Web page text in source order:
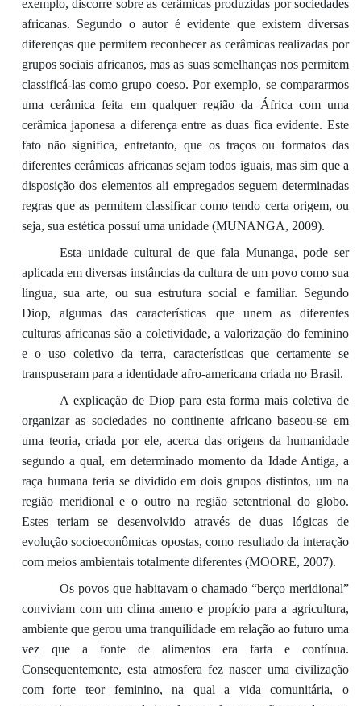
exemplo, discorre sobre as cerâmicas produzidas por sociedades
africanas. Segundo o autor é evidente que existem diversas
diferenças que permitem reconhecer as cerâmicas realizadas por
grupos sociais africanos, mas as suas semelhanças nos permitem
classificá-las como grupo coeso. Por exemplo, se compararmos
uma cerâmica feita em qualquer região da África com uma
cerâmica japonesa a diferença entre as duas fica evidente. Este
fato não significa, entretanto, que os traços ou formatos das
diferentes cerâmicas africanas sejam todos iguais, mas sim que a
disposição dos elementos ali empregados seguem determinadas
regras que as permitem classificar como tendo certa origem, ou
seja, sua estética possuí uma unidade (MUNANGA, 2009).
Esta unidade cultural de que fala Munanga, pode ser
aplicada em diversas instâncias da cultura de um povo como sua
língua, sua arte, ou sua estrutura social e familiar. Segundo
Diop, algumas das características que unem as diferentes
culturas africanas são a coletividade, a valorização do feminino
e o uso coletivo da terra, características que certamente se
transpuseram para a identidade afro-americana criada no Brasil.
A explicação de Diop para esta forma mais coletiva de
organizar as sociedades no continente africano baseou-se em
uma teoria, criada por ele, acerca das origens da humanidade
segundo a qual, em determinado momento da Idade Antiga, a
raça humana teria se dividido em dois grupos distintos, um na
região meridional e o outro na região setentrional do globo.
Estes teriam se desenvolvido através de duas lógicas de
evolução socioeconômicas opostas, como resultado da interação
com meios ambientais totalmente diferentes (MOORE, 2007).
Os povos que habitavam o chamado “berço meridional”
conviviam com um clima ameno e propício para a agricultura,
ambiente que gerou uma tranquilidade em relação ao futuro uma
vez que a fonte de alimentos era farta e contínua.
Consequentemente, esta atmosfera fez nascer uma civilização
com forte teor feminino, na qual a vida comunitária, o